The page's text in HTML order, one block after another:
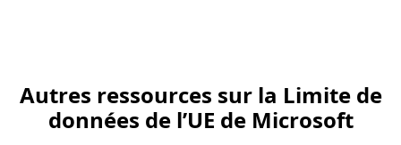
Autres ressources sur la Limite de
données de l’UE de Microsoft